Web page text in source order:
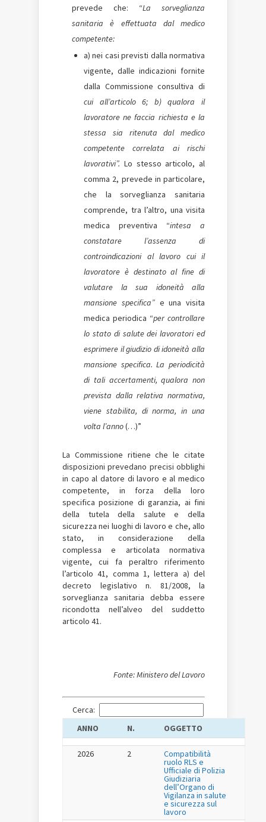
prevede che: “La sorveglianza
sanitaria è effettuata dal medico
competente:
a) nei casi previsti dalla normativa
vigente, dalle indicazioni fornite
dalla Commissione consultiva di
cui all’articolo 6; b) qualora il
lavoratore ne faccia richiesta e la
stessa sia ritenuta dal medico
competente correlata ai rischi
lavorativi”. Lo stesso articolo, al
comma 2, prevede in particolare,
che la sorveglianza sanitaria
comprende, tra l’altro, una visita
medica preventiva “intesa a
constatare l’assenza di
controindicazioni al lavoro cui il
lavoratore è destinato al fine di
valutare la sua idoneità alla
mansione specifica” e una visita
medica periodica “per controllare
lo stato di salute dei lavoratori ed
esprimere il giudizio di idoneità alla
mansione specifica. La periodicità
di tali accertamenti, qualora non
prevista dalla relativa normativa,
viene stabilita, di norma, in una
volta l’anno(…)”
La Commissione ritiene che le citate
disposizioni prevedano precisi obblighi
in capo al datore di lavoro e al medico
competente, in forza della loro
specifica posizione di garanzia, ai fini
della tutela della salute e della
sicurezza nei luoghi di lavoro e che, allo
stato, in considerazione della
complessa e articolata normativa
vigente, cui fa peraltro riferimento
l’articolo 41, comma 1, lettera a) del
decreto legislativo n. 81/2008, la
sorveglianza sanitaria debba essere
ricondotta nell’alveo del suddetto
articolo 41.
Fonte: Ministero del Lavoro
Cerca:
ANNO
N. OGGETTO
2026 2 Compatibilità
ruolo RLS e
Ufficiale di Polizia
Giudiziaria
dell’Organo di
Vigilanza in salute
e sicurezza sul
lavoro